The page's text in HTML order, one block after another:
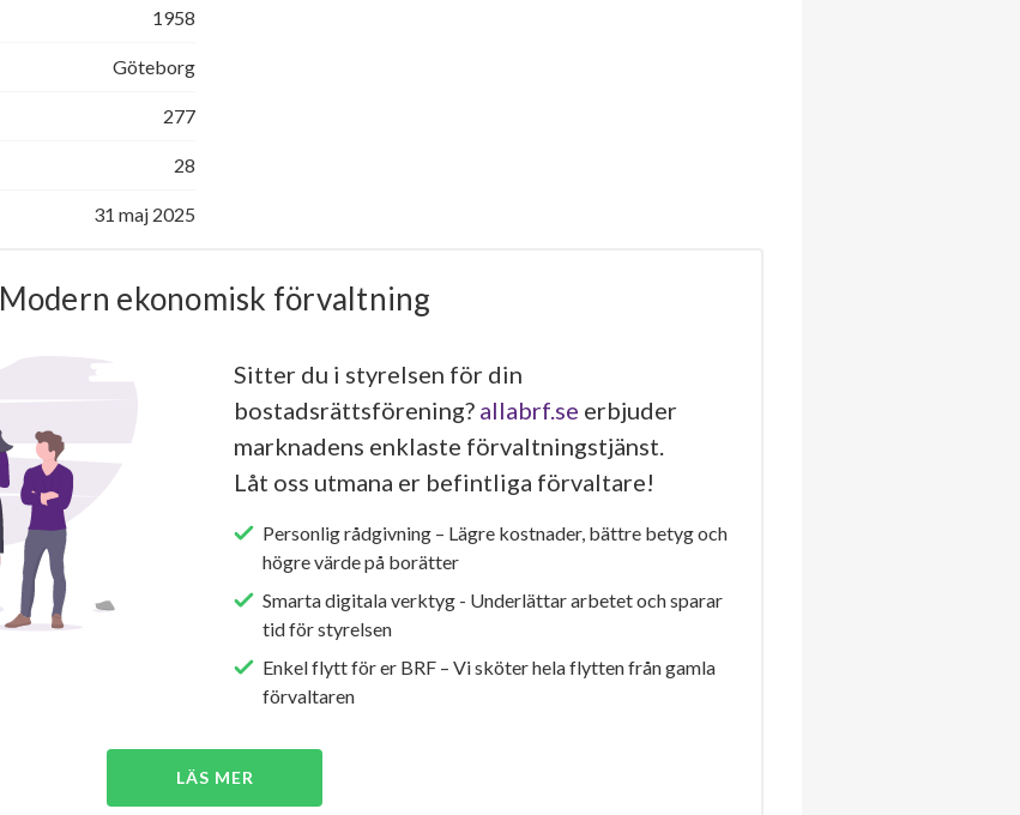
1958
Göteborg
277
28
31 maj 2025
Modern ekonomisk förvaltning
Sitter du i styrelsen för din
bostadsrättsförening? allabrf.se erbjuder
marknadens enklaste förvaltningstjänst.
Låt oss utmana er befintliga förvaltare!
Personlig rådgivning – Lägre kostnader, bättre betyg och
högre värde på borätter
Smarta digitala verktyg - Underlättar arbetet och sparar
tid för styrelsen
Enkel flytt för er BRF – Vi sköter hela flytten från gamla
förvaltaren
LÄS MER